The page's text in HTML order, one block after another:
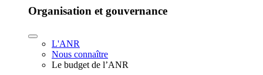
Organisation et gouvernance
L'ANR
Nous connaître
Le budget de l’ANR